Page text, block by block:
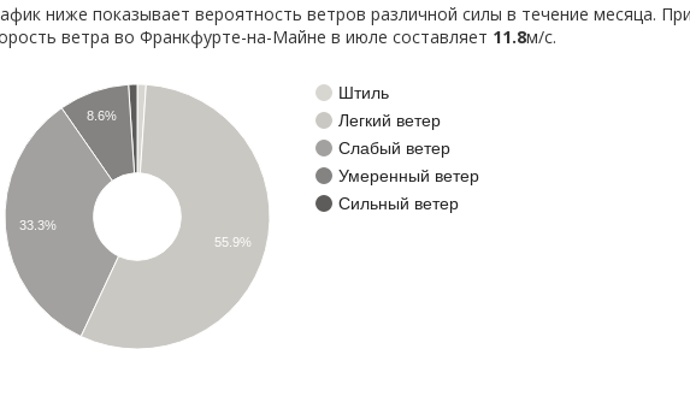
ниже показывает вероятность ветров различной силы в течение месяца.
ветра во Франкфурте-на-Майне в июле составляет 11.8м/с.
Штиль
Легкий ветер
Слабый ветер
Умеренный ветер
Сильный ветер
8.6%
33.3%
55.9%